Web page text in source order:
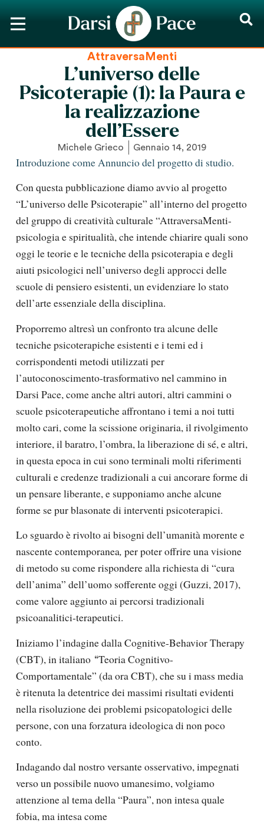
AttraversaMenti
L’universo delle
Psicoterapie (1): la Paura e
la realizzazione
dell’Essere
Michele Grieco Gennaio 14, 2019
Introduzione come Annuncio del progetto di studio.
Con questa pubblicazione diamo avvio al progetto
“L’universo delle Psicoterapie” all’interno del progetto
del gruppo di creatività culturale “AttraversaMenti-
psicologia e spiritualità, che intende chiarire quali sono
oggi le teorie e le tecniche della psicoterapia e degli
aiuti psicologici nell’universo degli approcci delle
scuole di pensiero esistenti, un evidenziare lo stato
dell’arte essenziale della disciplina.
Proporremo altresì un confronto tra alcune delle
tecniche psicoterapiche esistenti e i temi ed i
corrispondenti metodi utilizzati per
l’autoconoscimento-trasformativo nel cammino in
Darsi Pace, come anche altri autori, altri cammini o
scuole psicoterapeutiche affrontano i temi a noi tutti
molto cari, come la scissione originaria, il rivolgimento
interiore, il baratro, l’ombra, la liberazione di sé, e altri,
in questa epoca in cui sono terminali molti riferimenti
culturali e credenze tradizionali a cui ancorare forme di
un pensare liberante, e supponiamo anche alcune
forme se pur blasonate di interventi psicoterapici.
Lo sguardo è rivolto ai bisogni dell’umanità morente e
nascente contemporanea, per poter offrire una visione
di metodo su come rispondere alla richiesta di “cura
dell’anima” dell’uomo sofferente oggi (Guzzi, 2017),
come valore aggiunto ai percorsi tradizionali
psicoanalitici-terapeutici.
Iniziamo l’indagine dallaCognitive-Behavior Therapy
(CBT), in italiano “Teoria Cognitivo-
Comportamentale” (da oraCBT), che su i mass media
è ritenuta la detentrice dei massimi risultati evidenti
nella risoluzione dei problemi psicopatologici delle
persone, con una forzatura ideologica di non poco
conto.
Indagando dal nostro versante osservativo, impegnati
verso un possibile nuovo umanesimo, volgiamo
attenzione al tema della “Paura”, non intesa quale
fobia, ma intesa come